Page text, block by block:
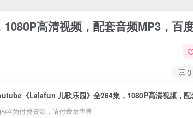
高清视频，配套音频MP3，百
0
容为付费资源，请付费后查看